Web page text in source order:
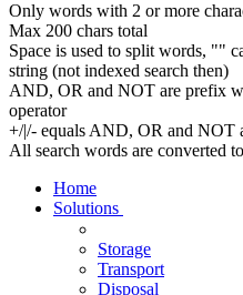
Only words with 2 or more
Max 200 chars total
Space is used to split words, ""
string (not indexed search then)
AND, OR and NOT are prefix
operator
+/|/- equals AND, OR and NOT
All search words are converted
Home
Solutions
Storage
Transport
Disposal